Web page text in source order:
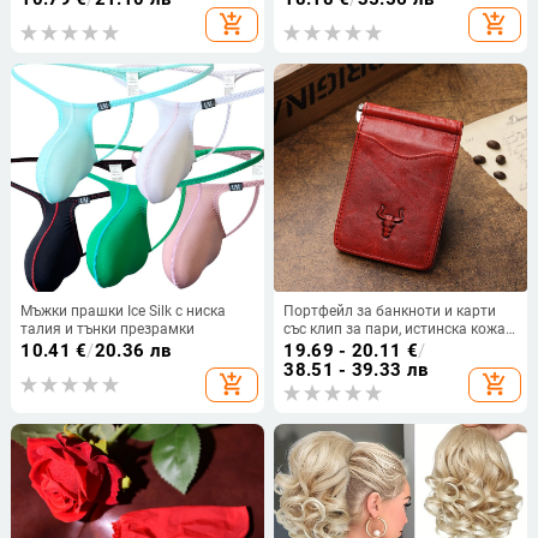
add_shopping_cart add_shopping_cart
Мъжки прашки Ice Silk с ниска
талия и тънки презрамки
10.41 €/20.36 лв
add_shopping_cart
Портфейл за банкноти и карти
със клип за пари, истинска кожа,
първи слой телешка кожа, бизнес
стил, едноцветен, марка Famous
craftsman family
19.69 - 20.11 €/
38.51 - 39.33 лв
add_shopping_cart